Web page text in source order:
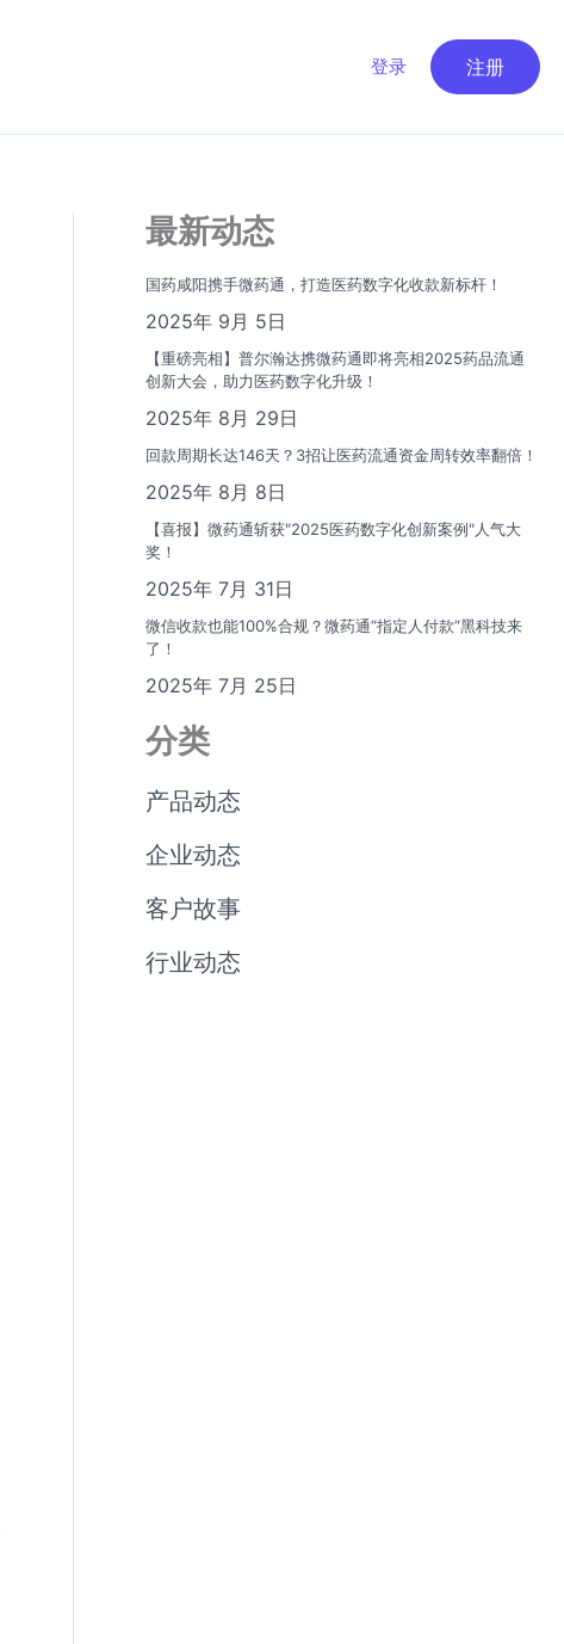
登录 注册
最新动态
国药咸阳携手微药通，打造医药数字化收款新标杆！
2025年 9月 5日
【重磅亮相】普尔瀚达携微药通即将亮相2025药品流通
创新大会，助力医药数字化升级！
2025年 8月 29日
回款周期长达146天？3招让医药流通资金周转效率翻倍！
2025年 8月 8日
【喜报】微药通斩获"2025医药数字化创新案例"人气大
奖！
2025年 7月 31日
微信收款也能100%合规？微药通“指定人付款”黑科技来
了！
2025年 7月 25日
分类
产品动态
企业动态
客户故事
行业动态